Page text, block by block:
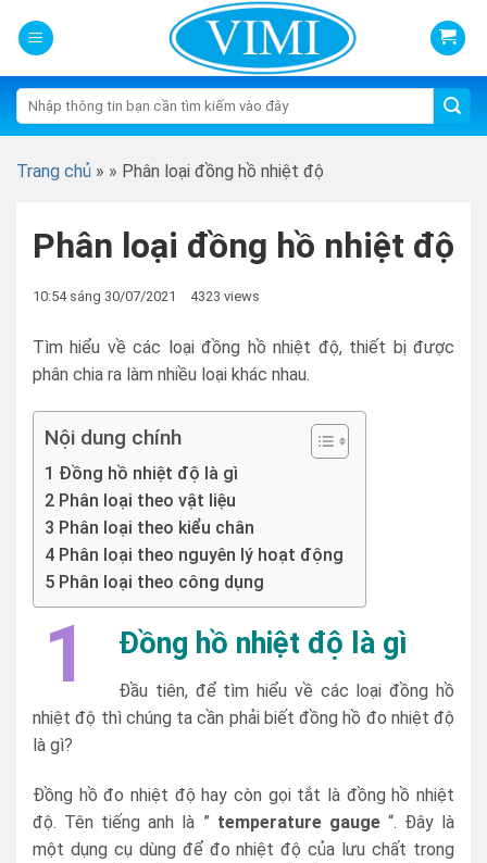
Tìm
kiếm:
Trang chủ » » Phân loại đồng hồ nhiệt độ
Phân loại đồng hồ nhiệt độ
10:54 sáng 30/07/2021 4323 views
Tìm hiểu về các loại đồng hồ nhiệt độ, thiết bị được
phân chia ra làm nhiều loại khác nhau.
Nội dung chính
1 Đồng hồ nhiệt độ là gì
2 Phân loại theo vật liệu
3 Phân loại theo kiểu chân
4 Phân loại theo nguyên lý hoạt động
5 Phân loại theo công dụng
1 Đồng hồ nhiệt độ là gì
Đầu tiên, để tìm hiểu về các loại đồng hồ
nhiệt độ thì chúng ta cần phải biết đồng hồ đo nhiệt độ
là gì?
Đồng hồ đo nhiệt độ hay còn gọi tắt là đồng hồ nhiệt
độ. Tên tiếng anh là ” temperature gauge “. Đây là
một dụng cụ dùng để đo nhiệt độ của lưu chất trong